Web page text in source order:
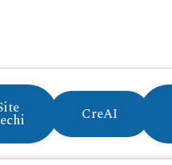
CreAI